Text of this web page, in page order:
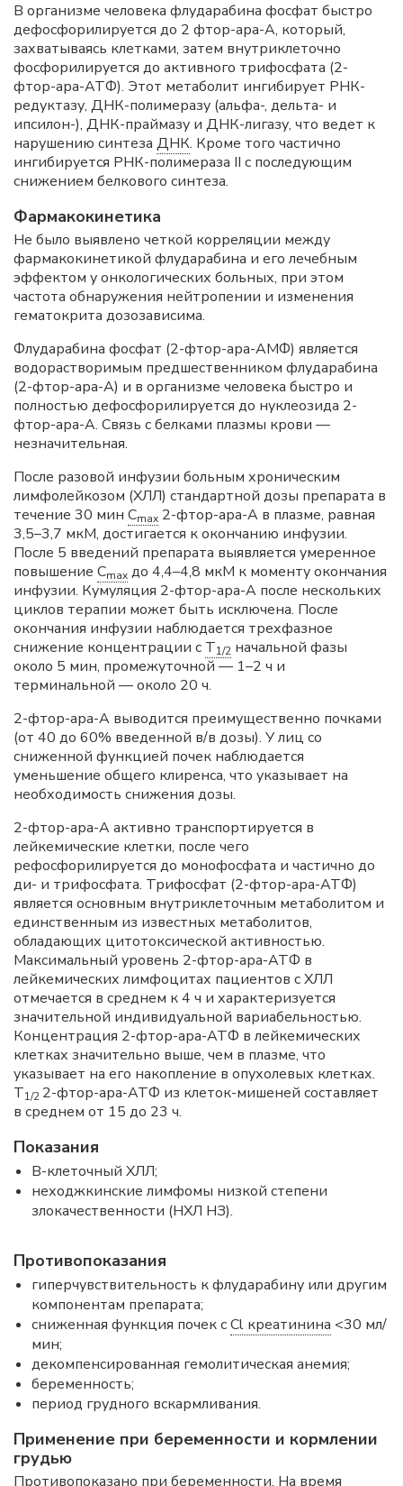
В организме человека флударабина фосфат быстро
дефосфорилируется до 2 фтор-ара-А, который,
захватываясь клетками, затем внутриклеточно
фосфорилируется до активного трифосфата (2-
фтор-ара-АТФ). Этот метаболит ингибирует РНК-
редуктазу, ДНК-полимеразу (альфа-, дельта- и
ипсилон-), ДНК-праймазу и ДНК-лигазу, что ведет к
нарушению синтеза ДНК. Кроме того частично
ингибируется РНК-полимераза II с последующим
снижением белкового синтеза.
Фармакокинетика
Не было выявлено четкой корреляции между
фармакокинетикой флударабина и его лечебным
эффектом у онкологических больных, при этом
частота обнаружения нейтропении и изменения
гематокрита дозозависима.
Флударабина фосфат (2-фтор-ара-АМФ) является
водорастворимым предшественником флударабина
(2-фтор-ара-А) и в организме человека быстро и
полностью дефосфорилируется до нуклеозида 2-
фтор-ара-А. Связь с белками плазмы крови —
незначительная.
После разовой инфузии больным хроническим
лимфолейкозом (ХЛЛ) стандартной дозы препарата в
течение 30 мин Cmax 2-фтор-ара-А в плазме, равная
3,5–3,7 мкМ, достигается к окончанию инфузии.
После 5 введений препарата выявляется умеренное
повышение Cmax до 4,4–4,8 мкМ к моменту окончания
инфузии. Кумуляция 2-фтор-ара-А после нескольких
циклов терапии может быть исключена. После
окончания инфузии наблюдается трехфазное
снижение концентрации с T1/2 начальной фазы
около 5 мин, промежуточной — 1–2 ч и
терминальной — около 20 ч.
2-фтор-ара-А выводится преимущественно почками
(от 40 до 60% введенной в/в дозы). У лиц со
сниженной функцией почек наблюдается
уменьшение общего клиренса, что указывает на
необходимость снижения дозы.
2-фтор-ара-А активно транспортируется в
лейкемические клетки, после чего
рефосфорилируется до монофосфата и частично до
ди- и трифосфата. Трифосфат (2-фтор-ара-АТФ)
является основным внутриклеточным метаболитом и
единственным из известных метаболитов,
обладающих цитотоксической активностью.
Максимальный уровень 2-фтор-ара-АТФ в
лейкемических лимфоцитах пациентов с ХЛЛ
отмечается в среднем к 4 ч и характеризуется
значительной индивидуальной вариабельностью.
Концентрация 2-фтор-ара-АТФ в лейкемических
клетках значительно выше, чем в плазме, что
указывает на его накопление в опухолевых клетках.
T1/2 2-фтор-ара-АТФ из клеток-мишеней составляет
в среднем от 15 до 23 ч.
Показания
В-клеточный ХЛЛ;
неходжкинские лимфомы низкой степени
злокачественности (НХЛ НЗ).
Противопоказания
гиперчувствительность к флударабину или другим
компонентам препарата;
сниженная функция почек сCl креатинина <30 мл/
мин;
декомпенсированная гемолитическая анемия;
беременность;
период грудного вскармливания.
Применение при беременности и кормлении
грудью
Противопоказано при беременности. На время